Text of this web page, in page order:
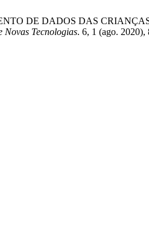
DE DADOS DAS
Novas Tecnologias. 6, 1 (ago.